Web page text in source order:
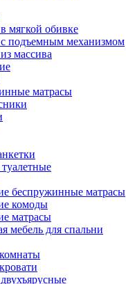
мягкой обивке
подъемным механизмом
массива
матрасы
беспружинные матрасы
комоды
матрасы
мебель для спальни